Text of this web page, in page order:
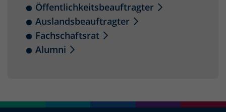
Öffentlichkeitsbeauftragter
Auslandsbeauftragter
Fachschaftsrat
Alumni